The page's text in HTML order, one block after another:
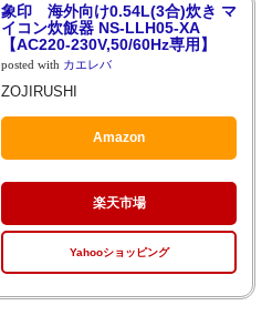
象印 海外向け0.54L(3合)炊き マ
イコン炊飯器 NS-LLH05-XA
【AC220-230V,50/60Hz専用】
posted with カエレバ
ZOJIRUSHI
Amazon
楽天市場
Yahooショッピング